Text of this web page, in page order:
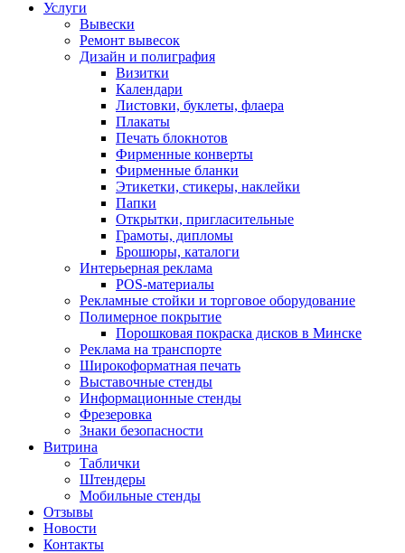
Услуги
Вывески
Ремонт вывесок
Дизайн и полиграфия
Визитки
Календари
Листовки, буклеты, флаера
Плакаты
Печать блокнотов
Фирменные конверты
Фирменные бланки
Этикетки, стикеры, наклейки
Папки
Открытки, пригласительные
Грамоты, дипломы
Брошюры, каталоги
Интерьерная реклама
POS-материалы
Рекламные стойки и торговое оборудование
Полимерное покрытие
Порошковая покраска дисков в Минске
Реклама на транспорте
Широкоформатная печать
Выставочные стенды
Информационные стенды
Фрезеровка
Знаки безопасности
Витрина
Таблички
Штендеры
Мобильные стенды
Отзывы
Новости
Контакты